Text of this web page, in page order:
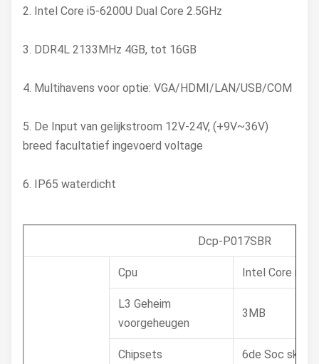
2. Intel Core i5-6200U Dual Core 2.5GHz
3. DDR4L 2133MHz 4GB, tot 16GB
4. Multihavens voor optie: VGA/HDMI/LAN/USB/COM
5. De Input van gelijkstroom 12V-24V, (+9V~36V)
breed facultatief ingevoerd voltage
6. IP65 waterdicht
Dcp-P017SBR
Cpu Intel Core i5-
L3 Geheim
voorgeheugen
3MB
Chipsets 6de Soc